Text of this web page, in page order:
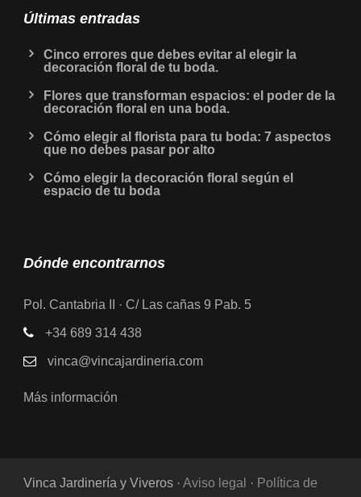
Últimas entradas
Cinco errores que debes evitar al elegir la
decoración floral de tu boda.
Flores que transforman espacios: el poder de la
decoración floral en una boda.
Cómo elegir al florista para tu boda: 7 aspectos
que no debes pasar por alto
Cómo elegir la decoración floral según el
espacio de tu boda
Dónde encontrarnos
Pol. Cantabria II · C/ Las cañas 9 Pab. 5
+34 689 314 438
vinca@vincajardineria.com
Más información
Vinca Jardinería y Viveros · Aviso legal · Política de